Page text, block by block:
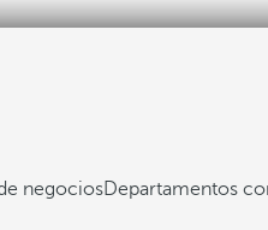
negociosDepartamentos